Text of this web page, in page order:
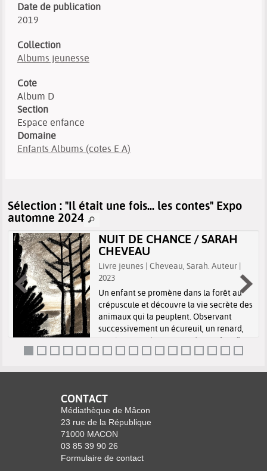
Date de publication
2019
Collection
Albums jeunesse
Cote
Album D
Section
Espace enfance
Domaine
Enfants Albums (cotes E A)
Sélection : "Il était une fois... les contes" Expo
automne 2024
NUIT DE CHANCE / SARAH
CHEVEAU
Livre jeunes | Cheveau, Sarah. Auteur |
2023
Un enfant se promène dans la forêt au
crépuscule et découvre la vie secrète des
animaux qui la peuplent. Observant
successivement un écureuil, un renard,
un lièvre, un chevreuil et des cerfs, il finit
par croiser un sanglier auque...
CONTACT
Médiathèque de Mâcon
23 rue de la République
71000 MACON
03 85 39 90 26
Formulaire de contact